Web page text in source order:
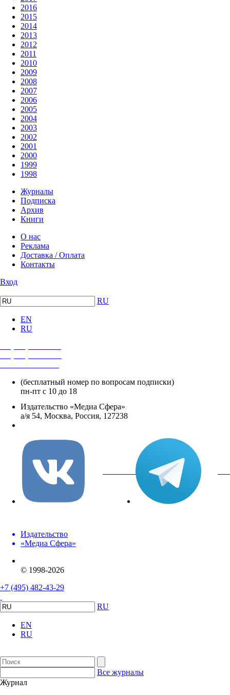
2016
2015
2014
2013
2012
2011
2010
2009
2008
2007
2006
2005
2004
2003
2002
2001
2000
1999
1998
Журналы
Подписка
Архив
Книги
О нас
Реклама
Доставка / Оплата
Контакты
Вход
RU
EN
RU
(бесплатный номер по вопросам подписки)
пн-пт с 10 до 18
Издательство «Медиа Сфера»
а/я 54, Москва, Россия, 127238
вКонтакте
Издательство
«Медиа Сфера»
© 1998-2026
+7 (495) 482-43-29
RU
EN
RU
Все журналы
Журнал